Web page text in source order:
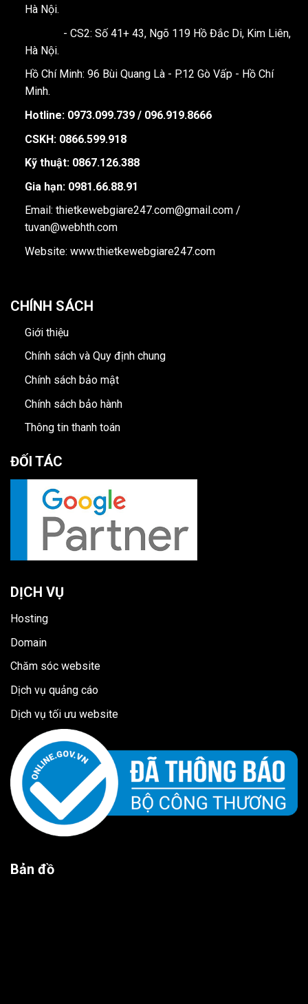
Hà Nội.
- CS2: Số 41+ 43, Ngõ 119 Hồ Đắc Di, Kim Liên,
Hà Nội.
Hồ Chí Minh: 96 Bùi Quang Là - P.12 Gò Vấp - Hồ Chí
Minh.
Hotline: 0973.099.739 / 096.919.8666
CSKH: 0866.599.918
Kỹ thuật: 0867.126.388
Gia hạn: 0981.66.88.91
Email: thietkewebgiare247.com@gmail.com /
tuvan@webhth.com
Website: www.thietkewebgiare247.com
CHÍNH SÁCH
Giới thiệu
Chính sách và Quy định chung
Chính sách bảo mật
Chính sách bảo hành
Thông tin thanh toán
ĐỐI TÁC
DỊCH VỤ
Hosting
Domain
Chăm sóc website
Dịch vụ quảng cáo
Dịch vụ tối ưu website
Bản đồ